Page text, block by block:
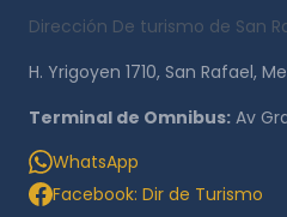
Dirección De turismo de San
H. Yrigoyen 1710, San Rafael,
Terminal de Omnibus: Av
WhatsApp
Facebook: Dir de Turismo